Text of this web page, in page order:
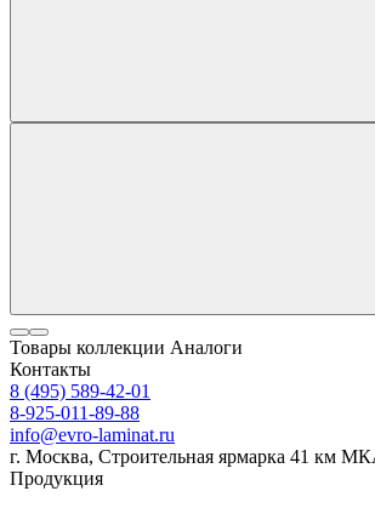
Товары коллекции Аналоги
Контакты
8 (495) 589-42-01
8-925-011-89-88
info@evro-laminat.ru
г. Москва, Строительная ярмарка 41 км
Продукция